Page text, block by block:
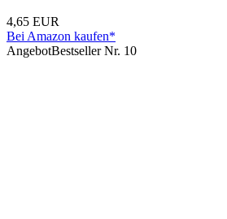
4,65 EUR
Bei Amazon kaufen*
AngebotBestseller Nr. 10